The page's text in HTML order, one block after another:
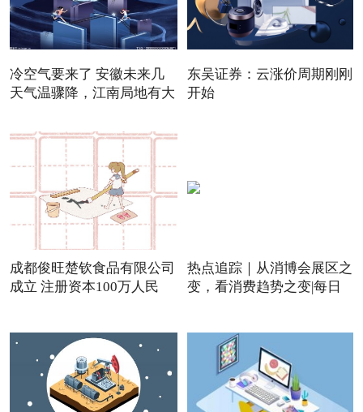
冷空气要来了 安徽未来几
天气温骤降，江南局地有大
东吴证券：云涨价周期刚刚
开始
成都俊旺楚钦食品有限公司
成立 注册资本100万人民
热点追踪｜从消博会展区之
变，看消费趋势之变|每日